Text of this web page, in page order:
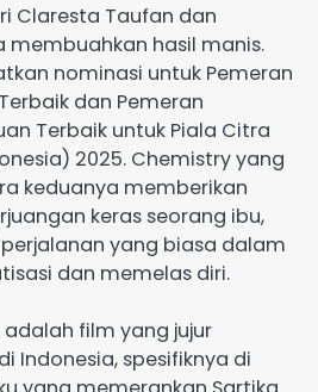
Claresta Taufan dan
membuahkan hasil manis.
nominasi untuk Pemeran
dan Pemeran
Terbaik untuk Piala Citra
2025. Chemistry yang
keduanya memberikan
keras seorang ibu,
yang biasa dalam
dan memelas diri.
adalah film yang jujur
Indonesia, spesifiknya di